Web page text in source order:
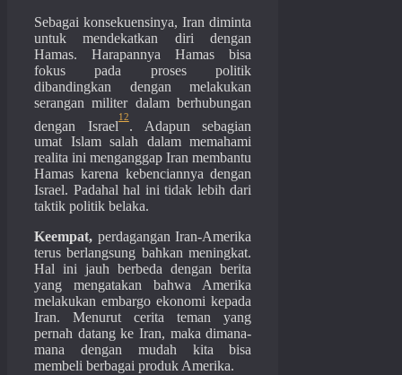
Sebagai konsekuensinya, Iran diminta
untuk mendekatkan diri dengan
Hamas. Harapannya Hamas bisa
fokus pada proses politik
dibandingkan dengan melakukan
serangan militer dalam berhubungan
dengan Israel
12
. Adapun sebagian
umat Islam salah dalam memahami
realita ini menganggap Iran membantu
Hamas karena kebenciannya dengan
Israel. Padahal hal ini tidak lebih dari
taktik politik belaka.
Keempat, perdagangan Iran-Amerika
terus berlangsung bahkan meningkat.
Hal ini jauh berbeda dengan berita
yang mengatakan bahwa Amerika
melakukan embargo ekonomi kepada
Iran. Menurut cerita teman yang
pernah datang ke Iran, maka dimana-
mana dengan mudah kita bisa
membeli berbagai produk Amerika.